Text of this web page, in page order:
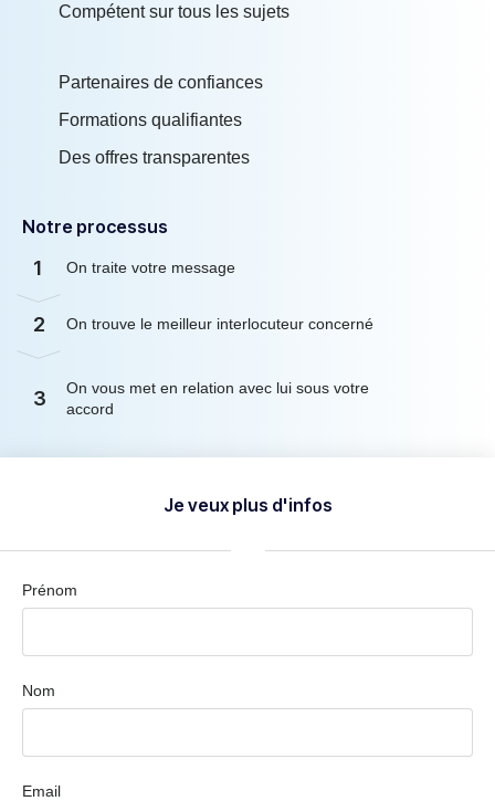
Compétent sur tous les sujets
Partenaires de confiances
Formations qualifiantes
Des offres transparentes
Notre processus
1 On traite votre message
2 On trouve le meilleur interlocuteur concerné
3
On vous met en relation avec lui sous votre
accord
Je veux plus d'infos
Prénom
Nom
Email